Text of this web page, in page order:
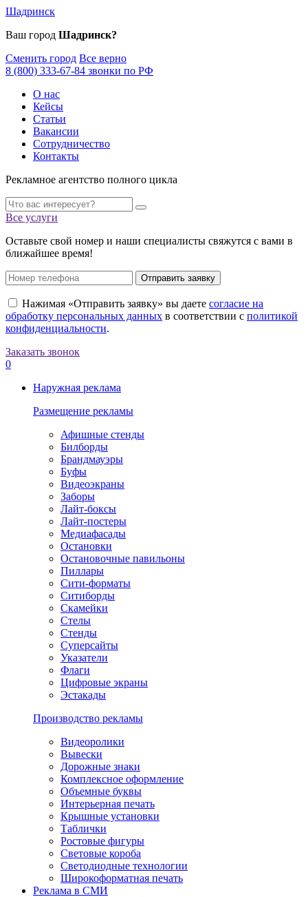
Шадринск
Ваш город Шадринск?
Сменить город Все верно
8 (800) 333-67-84 звонки по РФ
О нас
Кейсы
Статьи
Вакансии
Сотрудничество
Контакты
Рекламное агентство полного цикла
Все услуги
Оставьте свой номер и наши специалисты свяжутся с вами в
ближайшее время!
Отправить заявку
Нажимая «Отправить заявку» вы даете согласие на
обработку персональных данных в соответствии с политикой
конфиденциальности.
Заказать звонок
0
Наружная реклама
Размещение рекламы
Афишные стенды
Билборды
Брандмауэры
Буфы
Видеоэкраны
Заборы
Лайт-боксы
Лайт-постеры
Медиафасады
Остановки
Остановочные павильоны
Пиллары
Сити-форматы
Ситиборды
Скамейки
Стелы
Стенды
Суперсайты
Указатели
Флаги
Цифровые экраны
Эстакады
Производство рекламы
Видеоролики
Вывески
Дорожные знаки
Комплексное оформление
Объемные буквы
Интерьерная печать
Крышные установки
Таблички
Ростовые фигуры
Световые короба
Светодиодные технологии
Широкоформатная печать
Реклама в СМИ